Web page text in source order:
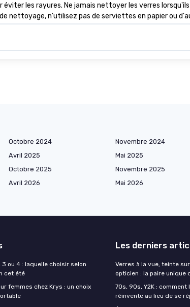
les rayures. Ne jamais nettoyer les verres
nettoyage, n'utilisez pas de serviettes en papier ou
Octobre 2024 Novembre 2024
Avril 2025 Mai 2025
Octobre 2025 Novembre 2025
Avril 2026 Mai 2026
3 ou 4 : laquelle choisir selon
cet été
femmes chez Krys : un choix
Les derniers
Verres à la vue, teinte
opticien : la paire unique
70s, 90s, Y2K :
réinvente au lieu de se